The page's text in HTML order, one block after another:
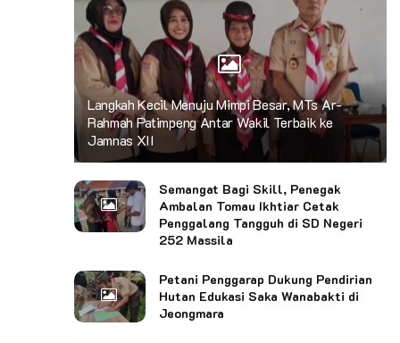
Langkah Kecil Menuju Mimpi Besar, MTs Ar-
Rahmah Patimpeng Antar Wakil Terbaik ke
Jamnas XII
Semangat Bagi Skill, Penegak
Ambalan Tomau Ikhtiar Cetak
Penggalang Tangguh di SD Negeri
252 Massila
Petani Penggarap Dukung Pendirian
Hutan Edukasi Saka Wanabakti di
Jeongmara